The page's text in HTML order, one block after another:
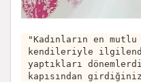
"Kadınların en
kendileriyle
yaptıkları
kapısından